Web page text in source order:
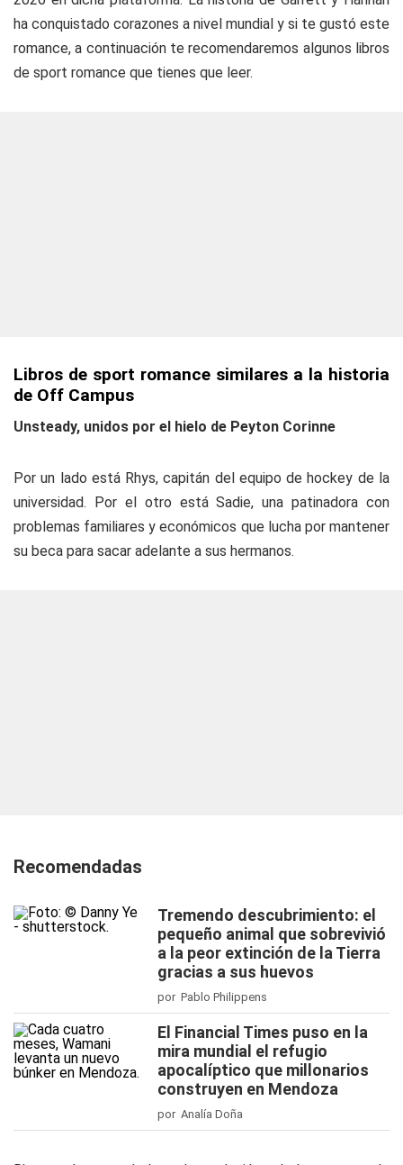
ha conquistado corazones a nivel mundial y si te gustó este
romance, a continuación te recomendaremos algunos libros
de sport romance que tienes que leer.
Libros de sport romance similares a la historia
de Off Campus
Unsteady, unidos por el hielo de Peyton Corinne
Por un lado está Rhys, capitán del equipo de hockey de la
universidad. Por el otro está Sadie, una patinadora con
problemas familiares y económicos que lucha por mantener
su beca para sacar adelante a sus hermanos.
Recomendadas
Tremendo descubrimiento: el
pequeño animal que sobrevivió
a la peor extinción de la Tierra
gracias a sus huevos
por Pablo Philippens
El Financial Times puso en la
mira mundial el refugio
apocalíptico que millonarios
construyen en Mendoza
por Analía Doña